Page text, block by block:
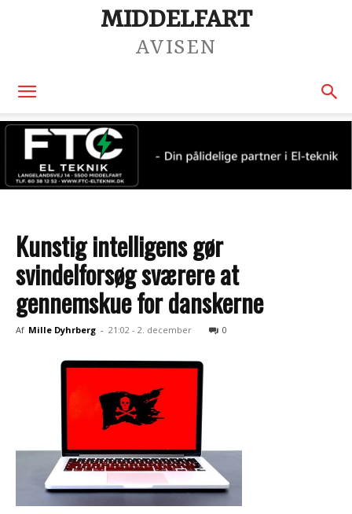
MIDDELFART
AVISEN
Kunstig intelligens gør
svindelforsøg sværere at
gennemskue for danskerne
Af Mille Dyhrberg - 21:02 - 2. december 0